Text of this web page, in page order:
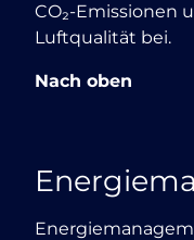
CO₂-Emissionen
Luftqualität bei.
Nach oben